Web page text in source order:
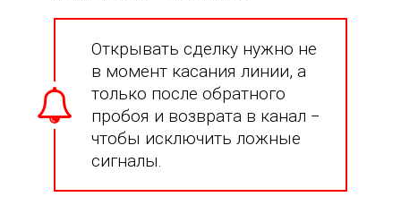
Открывать сделку нужно не
в момент касания линии, а
только после обратного
пробоя и возврата в канал −
чтобы исключить ложные
сигналы.